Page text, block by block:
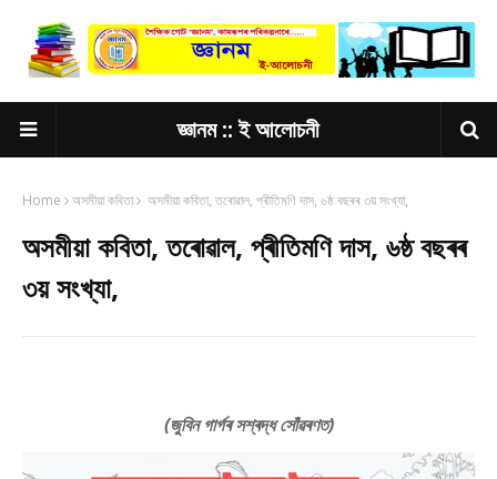
জ্ঞানম :: ই আলোচনী
Home অসমীয়া কবিতা অসমীয়া কবিতা, তৰোৱাল, প্ৰীতিমণি দাস, ৬ষ্ঠ বছৰৰ ৩য় সংখ্যা,
অসমীয়া কবিতা, তৰোৱাল, প্ৰীতিমণি দাস, ৬ষ্ঠ বছৰৰ
৩য় সংখ্যা,
(জুবিন গাৰ্গৰ সশ্ৰদ্ধ সোঁৱৰণত)